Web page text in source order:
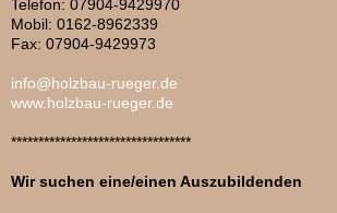
Telefon: 07904-9429970
Mobil: 0162-8962339
Fax: 07904-9429973
info@holzbau-rueger.de
www.holzbau-rueger.de
*********************************
Wir suchen eine/einen Auszubildenden